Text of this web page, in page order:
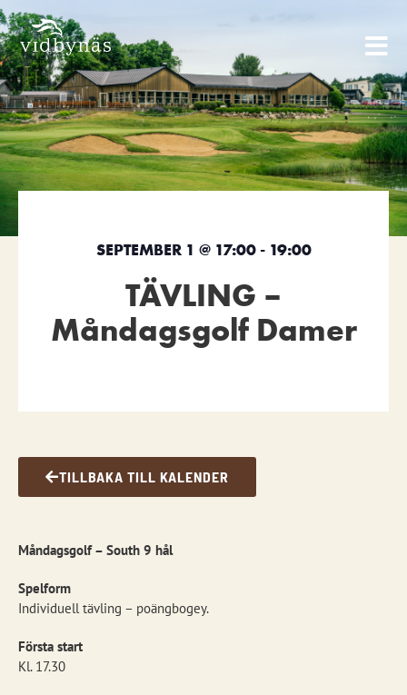
SEPTEMBER 1 @ 17:00 - 19:00
TÄVLING –
Måndagsgolf Damer
TILLBAKA TILL KALENDER
Måndagsgolf – South 9 hål
Spelform
Individuell tävling – poängbogey.
Första start
Kl. 17.30